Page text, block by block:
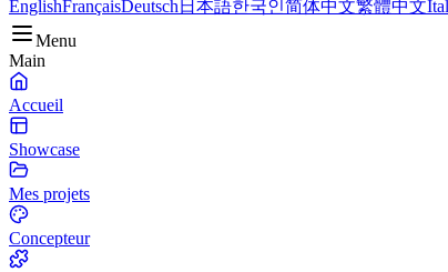
EnglishFrançaisDeutsch 日本語한국인简体中文繁體中文
Menu
Main
Accueil
Showcase
Mes projets
Concepteur